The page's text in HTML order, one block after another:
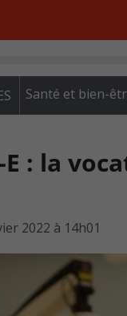
Santé et bien-
E : la
2022 à 14h01